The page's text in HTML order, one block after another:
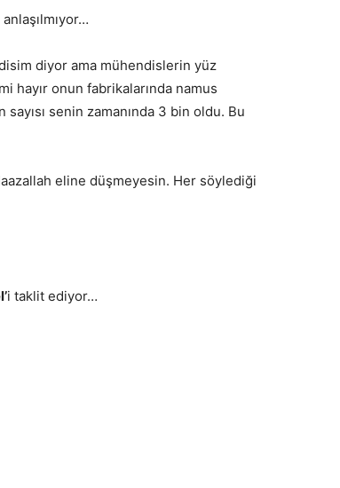
diyor ama mühendislerin yüz
hayır onun fabrikalarında namus
senin zamanında 3 bin oldu. Bu
eline düşmeyesin. Her söylediği
i taklit ediyor…